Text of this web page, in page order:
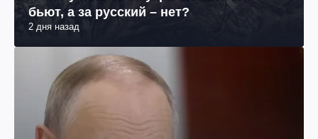
Почему поляки за украинский язык
бьют, а за русский – нет?